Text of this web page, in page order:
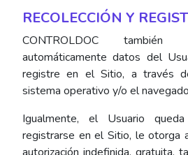
RECOLECCIÓN Y
CONTROLDOC también
automáticamente datos del
registre en el Sitio, a través
sistema operativo y/o el
Igualmente, el Usuario
registrarse en el Sitio, le otorga